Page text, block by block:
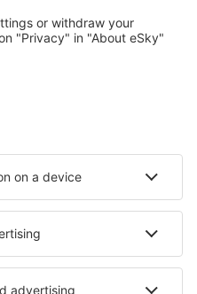
eSky-gebruikers
Delhi Hotels in Jaipur
in Palampur